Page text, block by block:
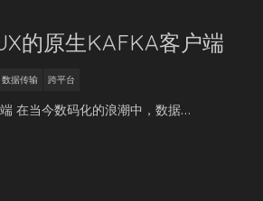
的原生KAFKA客户端
数据传输 跨平台
在当今数码化的浪潮中，数据…